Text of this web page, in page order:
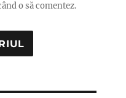
o să comentez.